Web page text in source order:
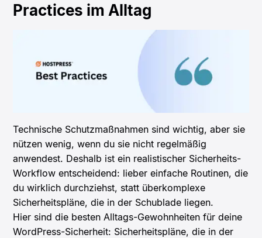
Practices im Alltag
Technische Schutzmaßnahmen sind wichtig, aber sie
nützen wenig, wenn du sie nicht regelmäßig
anwendest. Deshalb ist ein realistischer Sicherheits-
Workflow entscheidend: lieber einfache Routinen, die
du wirklich durchziehst, statt überkomplexe
Sicherheitspläne, die in der Schublade liegen.
Hier sind die besten Alltags-Gewohnheiten für deine
WordPress-Sicherheit: Sicherheitspläne, die in der